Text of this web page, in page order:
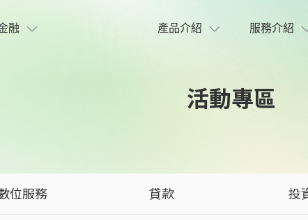
融 產品介紹 服務介紹
活動專區
位服務 貸款 投